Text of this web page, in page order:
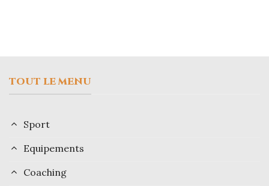
TOUT LE MENU
Sport
Equipements
Coaching